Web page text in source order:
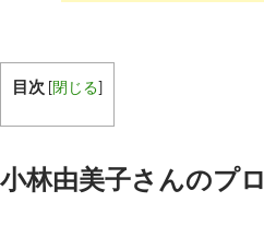
目次 [閉じる]
小林由美子さんのプ